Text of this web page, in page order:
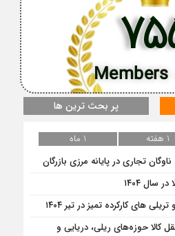
پر بحث ترین ها
1 هفته
1 ماه
تجاری در پایانه مرزی بازرگان
سال ۱۴۰۴
های کارکرده تمیز در تیر ۱۴۰۴
حوزه‌های ریلی، دریایی و